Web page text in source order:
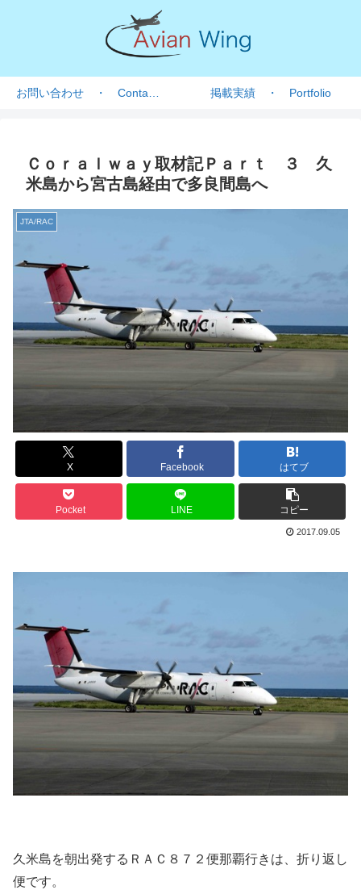
掲載実績 ・ Portfolio
Ｃｏｒａｌｗａｙ取材記Ｐａｒｔ ３ 久
米島から宮古島経由で多良間島へ
JTA/RAC
X Facebook はてブ
Pocket LINE コピー
2017.09.05
久 米島を朝出発するＲＡＣ８７２便那覇行きは、折り返し
便です。